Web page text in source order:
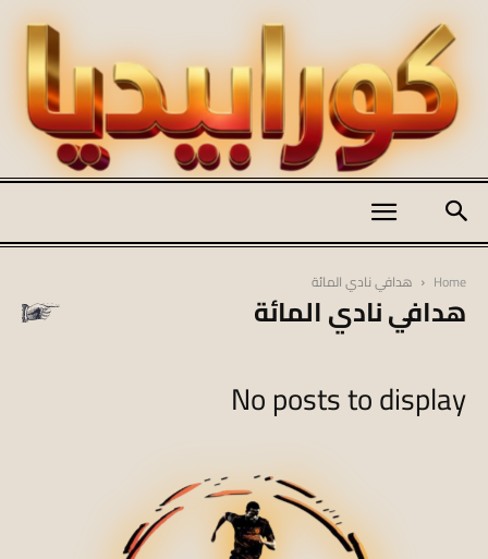
Home هدافي نادي المائة
هدافي نادي المائة
No posts to display